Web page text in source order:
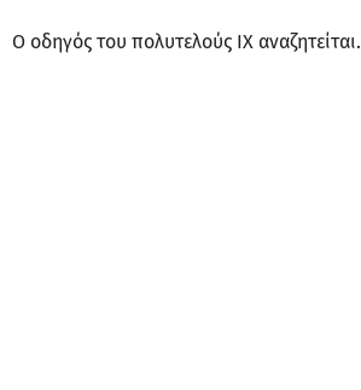
Ο οδηγός του πολυτελούς ΙΧ αναζητείται.